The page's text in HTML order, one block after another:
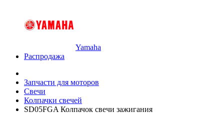
Yamaha
Распродажа
Запчасти для моторов
Свечи
Колпачки свечей
SD05FGA Колпачок свечи зажигания